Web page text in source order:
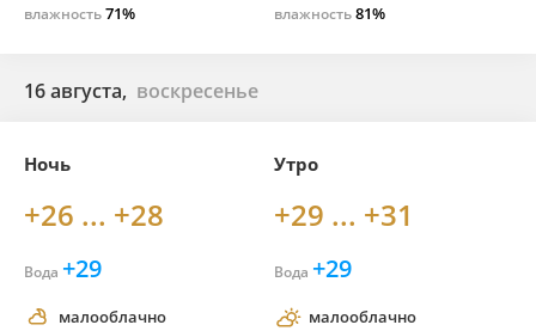
влажность71% влажность81%
16 августа, воскресенье
Ночь
+26 ... +28
Вода +29
малооблачно
Утро
+29 ... +31
Вода +29
малооблачно